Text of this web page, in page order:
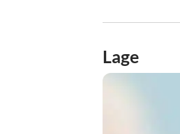
Lage